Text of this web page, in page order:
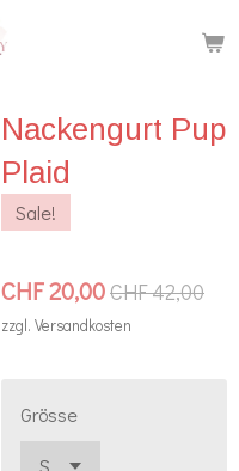
Nackengurt Pup
Plaid
Sale!
CHF 20,00CHF 42,00
zzgl. Versandkosten
Grösse